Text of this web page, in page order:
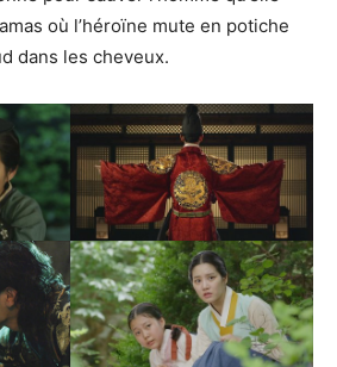
où l’héroïne mute en potiche
dans les cheveux.